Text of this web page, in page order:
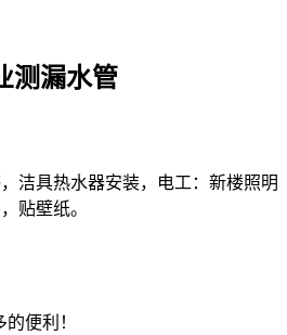
测漏水管
洁具热水器安装，电工：新楼照明
贴壁纸。
便利！